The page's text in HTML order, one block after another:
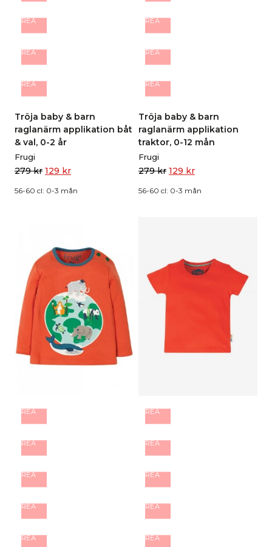
REA
REA
REA
Tröja baby & barn
raglanärm applikation båt
& val, 0-2 år
Frugi
279kr 129 kr
56-60 cl: 0-3 mån
REA
REA
REA
Tröja baby & barn
raglanärm applikation
traktor, 0-12 mån
Frugi
279kr 129 kr
56-60 cl: 0-3 mån
REA
REA
REA
REA
REA
REA
REA
REA
REA
REA